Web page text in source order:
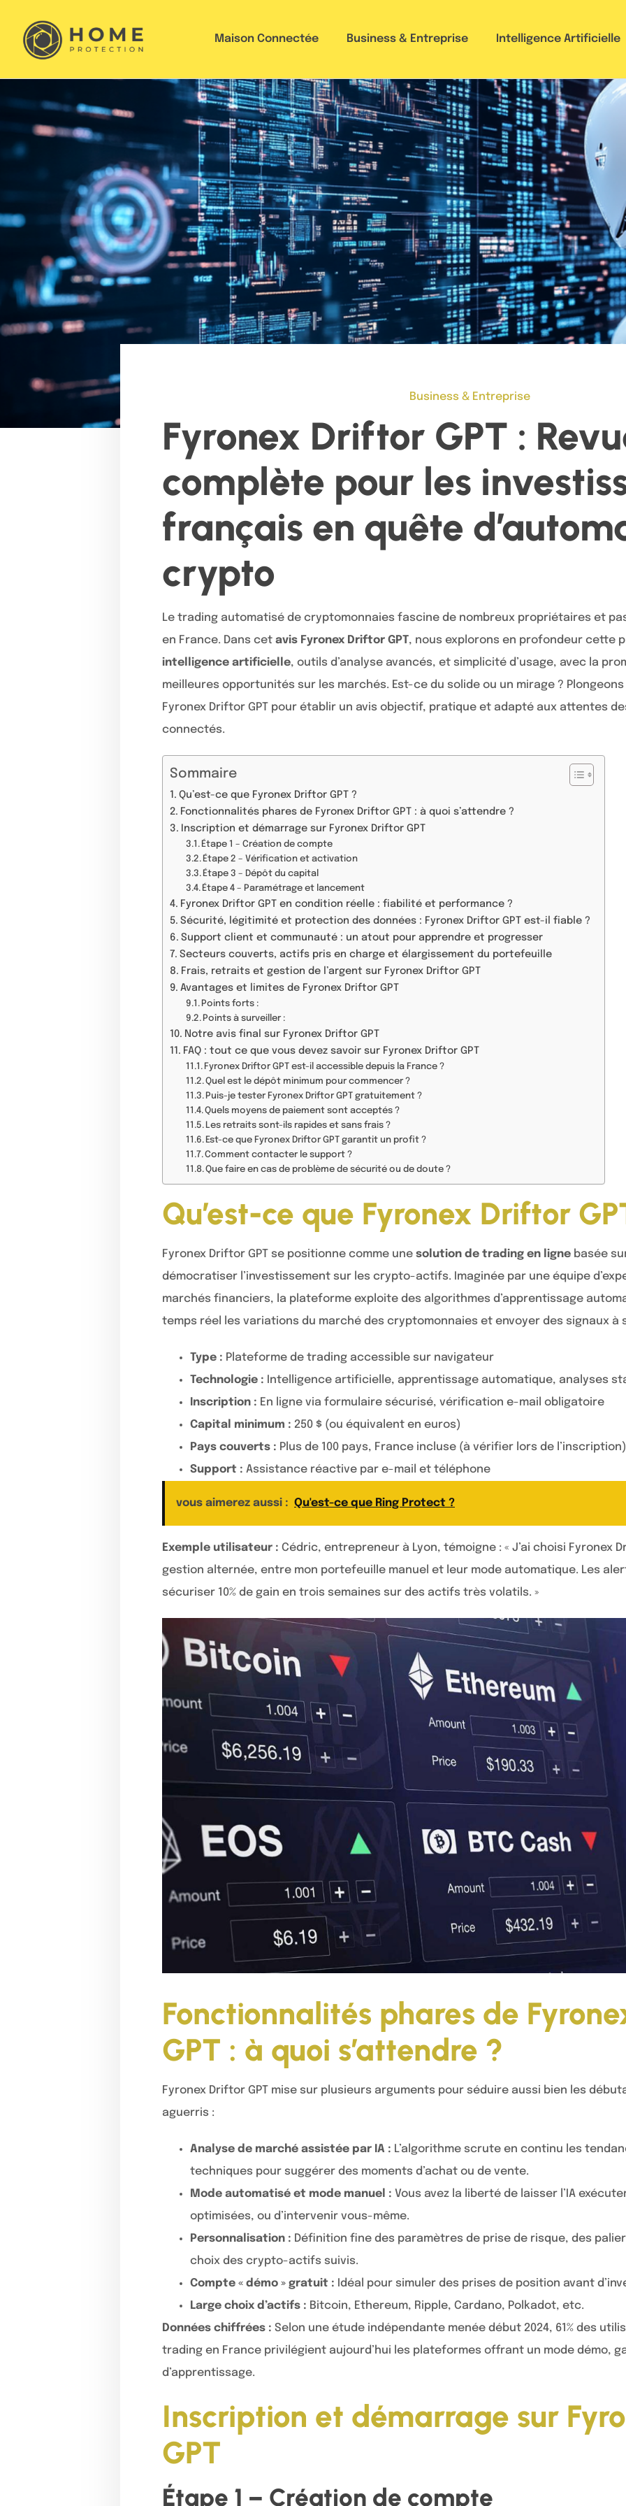
Maison Connectée Business & Entreprise Intelligence Artificielle
Business & Entreprise
Fyronex Driftor GPT :
complète pour les
français en quête
crypto
Le trading automatisé de cryptomonnaies fascine de nombreux propriétaires et
en France. Dans cet avis Fyronex Driftor GPT, nous explorons en profondeur cette
intelligence artificielle, outils d’analyse avancés, et simplicité d’usage, avec la
meilleures opportunités sur les marchés. Est-ce du solide ou un mirage ?
Fyronex Driftor GPT pour établir un avis objectif, pratique et adapté aux attentes
connectés.
Sommaire
Qu’est-ce que Fyronex Driftor GPT ?
Fonctionnalités phares de Fyronex Driftor GPT : à quoi s’attendre ?
Inscription et démarrage sur Fyronex Driftor GPT
Étape 1 – Création de compte
Étape 2 – Vérification et activation
Étape 3 – Dépôt du capital
Étape 4 – Paramétrage et lancement
Fyronex Driftor GPT en condition réelle : fiabilité et performance ?
Sécurité, légitimité et protection des données : Fyronex Driftor GPT est-il fiable ?
Support client et communauté : un atout pour apprendre et progresser
Secteurs couverts, actifs pris en charge et élargissement du portefeuille
Frais, retraits et gestion de l’argent sur Fyronex Driftor GPT
Avantages et limites de Fyronex Driftor GPT
Points forts :
Points à surveiller :
Notre avis final sur Fyronex Driftor GPT
FAQ : tout ce que vous devez savoir sur Fyronex Driftor GPT
Fyronex Driftor GPT est-il accessible depuis la France ?
Quel est le dépôt minimum pour commencer ?
Puis-je tester Fyronex Driftor GPT gratuitement ?
Quels moyens de paiement sont acceptés ?
Les retraits sont-ils rapides et sans frais ?
Est-ce que Fyronex Driftor GPT garantit un profit ?
Comment contacter le support ?
Que faire en cas de problème de sécurité ou de doute ?
Qu’est-ce que Fyronex Driftor
Fyronex Driftor GPT se positionne comme une solution de trading en ligne basée
démocratiser l’investissement sur les crypto-actifs. Imaginée par une équipe
marchés financiers, la plateforme exploite des algorithmes d’apprentissage
temps réel les variations du marché des cryptomonnaies et envoyer des signaux à
Type : Plateforme de trading accessible sur navigateur
Technologie : Intelligence artificielle, apprentissage automatique, analyses
Inscription : En ligne via formulaire sécurisé, vérification e-mail obligatoire
Capital minimum : 250 $ (ou équivalent en euros)
Pays couverts : Plus de 100 pays, France incluse (à vérifier lors de l’inscription)
Support : Assistance réactive par e-mail et téléphone
vous aimerez aussi : Qu'est-ce que Ring Protect ?
Exemple utilisateur : Cédric, entrepreneur à Lyon, témoigne : « J’ai choisi Fyronex
gestion alternée, entre mon portefeuille manuel et leur mode automatique. Les
sécuriser 10% de gain en trois semaines sur des actifs très volatils. »
Fonctionnalités phares de
GPT : à quoi s’attendre ?
Fyronex Driftor GPT mise sur plusieurs arguments pour séduire aussi bien les
aguerris :
Analyse de marché assistée par IA : L’algorithme scrute en continu les
techniques pour suggérer des moments d’achat ou de vente.
Mode automatisé et mode manuel : Vous avez la liberté de laisser l’IA
optimisées, ou d’intervenir vous-même.
Personnalisation : Définition fine des paramètres de prise de risque, des
choix des crypto-actifs suivis.
Compte « démo » gratuit : Idéal pour simuler des prises de position avant
Large choix d’actifs : Bitcoin, Ethereum, Ripple, Cardano, Polkadot, etc.
Données chiffrées : Selon une étude indépendante menée début 2024, 61% des
trading en France privilégient aujourd’hui les plateformes offrant un mode démo,
d’apprentissage.
Inscription et démarrage sur
GPT
Étape 1 – Création de compte